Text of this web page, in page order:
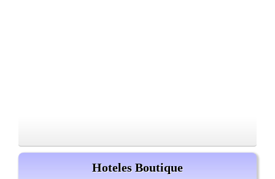
Hoteles Boutique